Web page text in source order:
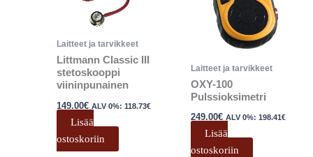
Laitteet ja tarvikkeet
Littmann Classic III
stetoskooppi
viininpunainen
149.00€ ALV 0%:118.73€
Lisää
ostoskoriin
Laitteet ja tarvikkeet
OXY-100
Pulssioksimetri
249.00€ ALV 0%:198.41€
Lisää
ostoskoriin